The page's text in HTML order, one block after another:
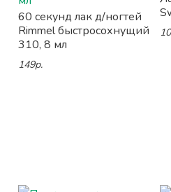
60 секунд лак д/ногтей
Rimmel быстросохнущий
310, 8 мл
149р.